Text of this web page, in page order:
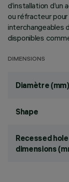
d’installation
ou réfracteur
interchangeables
disponibles
DIMENSIONS
Diamètre (mm)
Shape
Recessed hole
dimensions